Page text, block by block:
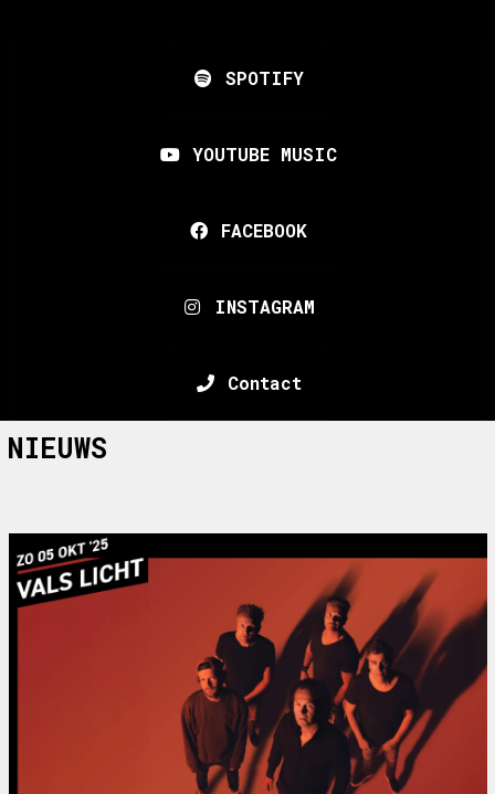
SPOTIFY
YOUTUBE MUSIC
FACEBOOK
INSTAGRAM
Contact
NIEUWS